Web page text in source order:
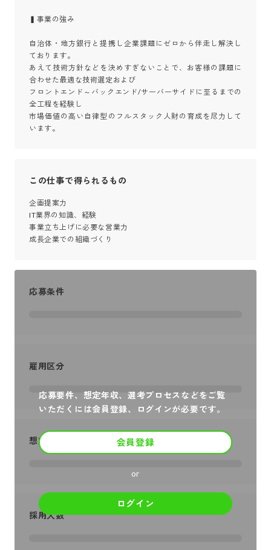
▍事業の強み
自治体・地方銀行と提携し企業課題にゼロから伴走し解決し
ております。
あえて技術方針などを決めすぎないことで、お客様の課題に
合わせた最適な技術選定および
フロントエンド～バックエンド/サーバーサイドに至るまでの
全工程を経験し
市場価値の高い自律型のフルスタック人財の育成を尽力して
います。
この仕事で得られるもの
企画提案力
IT業界の知識、経験
事業立ち上げに必要な営業力
成長企業での組織づくり
応募要件、想定年収、選考プロセスなどをご覧
いただくには会員登録、ログインが必要です。
会員登録
or
ログイン
応募条件
雇用区分
想定年収
採用人数